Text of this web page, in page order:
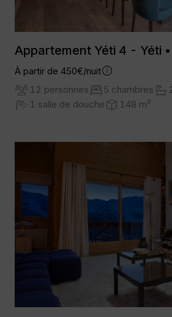
Appartement Yéti 4 - Yéti
À partir de 450€/nuit
12 personnes
5 chambres
1 salle de douche
148 m²